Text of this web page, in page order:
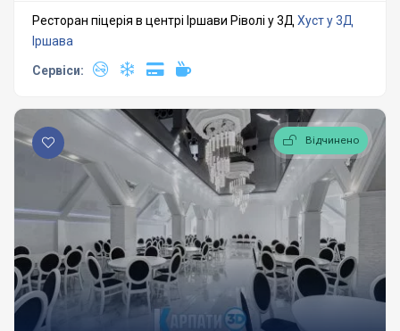
Ресторан піцерія в центрі Іршави Ріволі у 3Д Хуст у 3Д
Іршава
Сервіси:
Відчинено